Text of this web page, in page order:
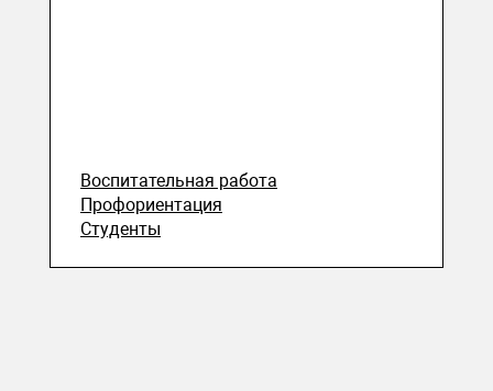
Воспитательная работа
Профориентация
Студенты